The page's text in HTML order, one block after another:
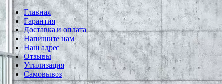
Главная
Гарантия
Доставка и оплата
Напишите нам
Наш адрес
Отзывы
Утилизация
Самовывоз